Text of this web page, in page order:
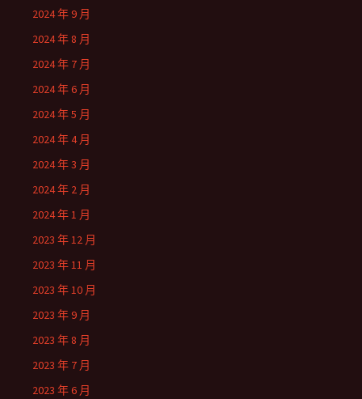
2024 年 9 月
2024 年 8 月
2024 年 7 月
2024 年 6 月
2024 年 5 月
2024 年 4 月
2024 年 3 月
2024 年 2 月
2024 年 1 月
2023 年 12 月
2023 年 11 月
2023 年 10 月
2023 年 9 月
2023 年 8 月
2023 年 7 月
2023 年 6 月